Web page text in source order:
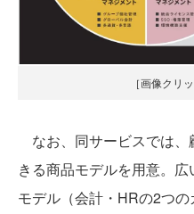
［画像クリ
なお、同サービスでは、
きる商品モデルを用意。
モデル（会計・HRの2つ